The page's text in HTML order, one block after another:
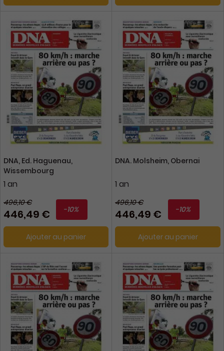
DNA, Ed. Haguenau,
Wissembourg
1 an
496,10 €
446,49 € -10%
Ajouter au panier
DNA. Molsheim, Obernai
1 an
496,10 €
446,49 € -10%
Ajouter au panier